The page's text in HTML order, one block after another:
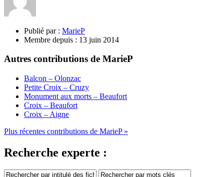
Publié par : MarieP
Membre depuis : 13 juin 2014
Autres contributions de MarieP
Balcon – Olonzac
Petite Croix – Cruzy
Monument aux morts – Beaufort
Croix – Beaufort
Croix – Aigne
Plus récentes contributions de MarieP »
Recherche experte :